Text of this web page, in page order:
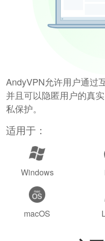
AndyVPN允许用户通过
并且可以隐匿用户的真
私保护。
适用于：
Windows
macOS